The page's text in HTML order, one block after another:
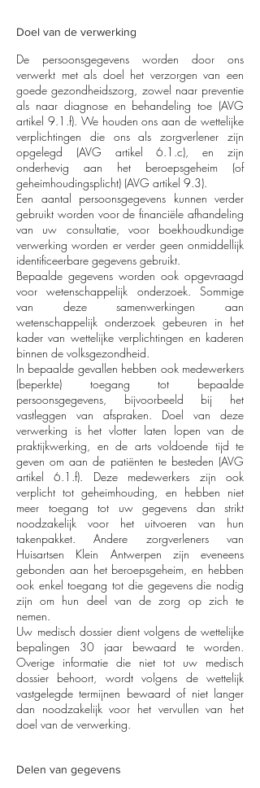
Doel van de verwerking
De persoonsgegevens worden door ons
verwerkt met als doel het verzorgen van een
goede gezondheidszorg, zowel naar preventie
als naar diagnose en behandeling toe (AVG
artikel 9.1.f). We houden ons aan de wettelijke
verplichtingen die ons als zorgverlener zijn
opgelegd (AVG artikel 6.1.c), en zijn
onderhevig aan het beroepsgeheim (of
geheimhoudingsplicht) (AVG artikel 9.3).
Een aantal persoonsgegevens kunnen verder
gebruikt worden voor de financiële afhandeling
van uw consultatie, voor boekhoudkundige
verwerking worden er verder geen onmiddellijk
identificeerbare gegevens gebruikt.
Bepaalde gegevens worden ook opgevraagd
voor wetenschappelijk onderzoek. Sommige
van deze samenwerkingen aan
wetenschappelijk onderzoek gebeuren in het
kader van wettelijke verplichtingen en kaderen
binnen de volksgezondheid.
In bepaalde gevallen hebben ook medewerkers
(beperkte) toegang tot bepaalde
persoonsgegevens, bijvoorbeeld bij het
vastleggen van afspraken. Doel van deze
verwerking is het vlotter laten lopen van de
praktijkwerking, en de arts voldoende tijd te
geven om aan de patiënten te besteden (AVG
artikel 6.1.f). Deze medewerkers zijn ook
verplicht tot geheimhouding, en hebben niet
meer toegang tot uw gegevens dan strikt
noodzakelijk voor het uitvoeren van hun
takenpakket. Andere zorgverleners van
Huisartsen Klein Antwerpen zijn eveneens
gebonden aan het beroepsgeheim, en hebben
ook enkel toegang tot die gegevens die nodig
zijn om hun deel van de zorg op zich te
nemen.
Uw medisch dossier dient volgens de wettelijke
bepalingen 30 jaar bewaard te worden.
Overige informatie die niet tot uw medisch
dossier behoort, wordt volgens de wettelijk
vastgelegde termijnen bewaard of niet langer
dan noodzakelijk voor het vervullen van het
doel van de verwerking.
Delen van gegevens